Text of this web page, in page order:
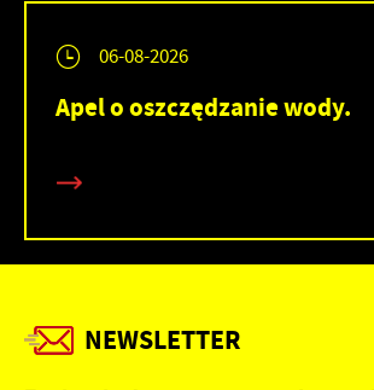
06-08-2026
Apel o oszczędzanie wody.
NEWSLETTER